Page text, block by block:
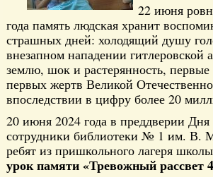
22 июня
года память людская хранит
страшных дней: холодящий душу
внезапном нападении
землю, шок и растерянность,
первых жертв Великой
впоследствии в цифру более 20
20 июня 2024 года в преддверии
сотрудники библиотеки № 1 им. В.
ребят из пришкольного лагеря
урок памяти «Тревожный рассвет